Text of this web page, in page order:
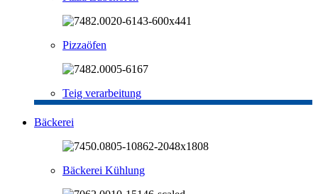
Pizzaöfen
Teig verarbeitung
Bäckerei
Bäckerei Kühlung